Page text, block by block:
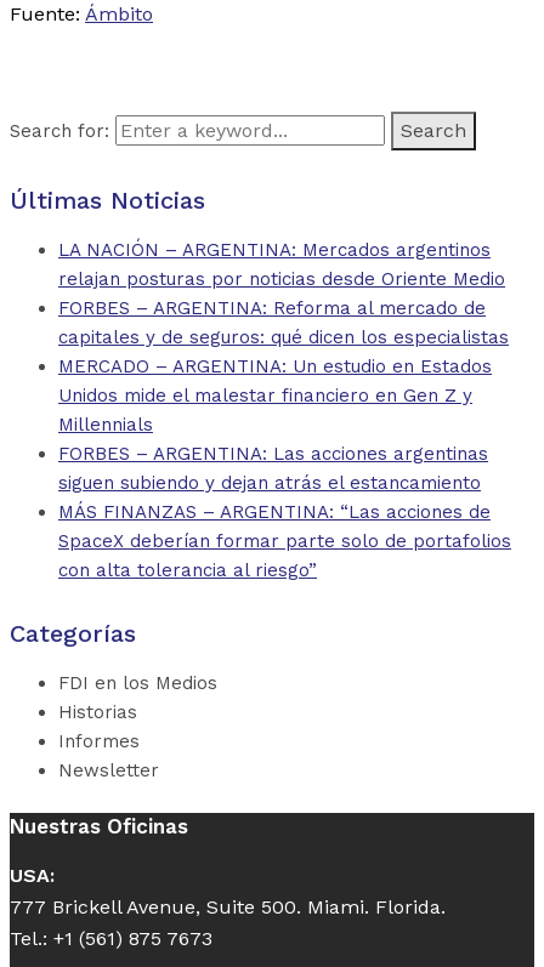
Fuente: Ámbito
Search for:
Últimas Noticias
LA NACIÓN – ARGENTINA: Mercados argentinos
relajan posturas por noticias desde Oriente Medio
FORBES – ARGENTINA: Reforma al mercado de
capitales y de seguros: qué dicen los especialistas
MERCADO – ARGENTINA: Un estudio en Estados
Unidos mide el malestar financiero en Gen Z y
Millennials
FORBES – ARGENTINA: Las acciones argentinas
siguen subiendo y dejan atrás el estancamiento
MÁS FINANZAS – ARGENTINA: “Las acciones de
SpaceX deberían formar parte solo de portafolios
con alta tolerancia al riesgo”
Categorías
FDI en los Medios
Historias
Informes
Newsletter
Nuestras Oficinas
USA:
777 Brickell Avenue, Suite 500. Miami. Florida.
Tel.: +1 (561) 875 7673